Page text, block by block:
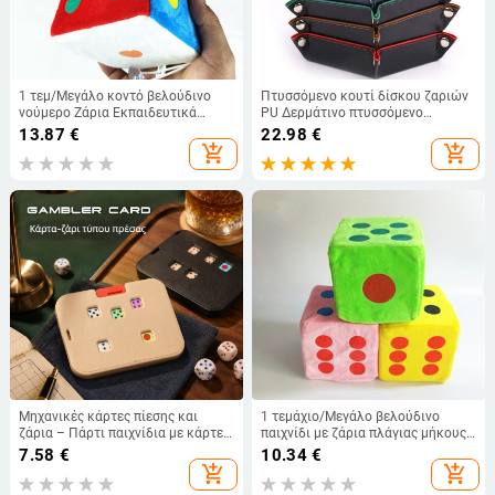
1 τεμ/Μεγάλο κοντό βελούδινο
νούμερο Ζάρια Εκπαιδευτικά
Βοηθήματα Μήκος πλάγιας 10cm
Μαλακά παιχνίδια Στηρίγματα
παιχνιδιών Γράμμα Ζάρια
13.87 €
add_shopping_cart
Πτυσσόμενο κουτί δίσκου ζαριών
PU Δερμάτινο πτυσσόμενο
εξάγωνο κλειδί Αποθήκευση
κέρματος Τετράγωνος δίσκος
Παιχνίδι Dice Επιτραπέζια
22.98 €
add_shopping_cart
Μηχανικές κάρτες πίεσης και
ζάρια – Πάρτι παιχνίδια με κάρτες,
EDC ανακούφιση στρες, δώρο
7.58 €
add_shopping_cart
1 τεμάχιο/Μεγάλο βελούδινο
παιχνίδι με ζάρια πλάγιας μήκους
12 εκ. Σημειακά ζάρια Τρία
χρώματα είναι διαθέσιμα
στηρίγματα για παιχνίδια πρώιμης
10.34€
add_shopping_cart